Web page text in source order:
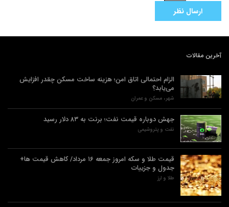
آخرین مقالات
الزام احتمالی اتاق امن؛ هزینه ساخت مسکن چقدر افزایش
می‌یابد؟
شهر، مسکن و عمران
جهش دوباره قیمت نفت؛ برنت به ۸۳ دلار رسید
نفت و پتروشیمی
قیمت طلا و سکه امروز جمعه ۱۶ مرداد/ کاهش قیمت ها+
جدول و جزییات
طلا و ارز